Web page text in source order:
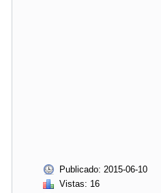
Publicado: 2015-06-10
Vistas: 16